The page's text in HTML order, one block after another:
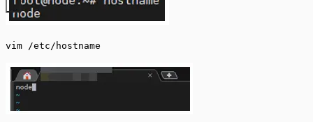
vim /etc/hostname